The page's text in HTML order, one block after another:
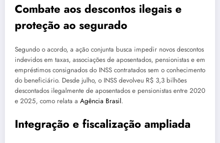
Combate aos descontos ilegais e
proteção ao segurado
Segundo o acordo, a ação conjunta busca impedir novos descontos
indevidos em taxas, associações de aposentados, pensionistas e em
empréstimos consignados do INSS contratados sem o conhecimento
do beneficiário. Desde julho, o INSS devolveu R$ 3,3 bilhões
descontados ilegalmente de aposentados e pensionistas entre 2020
e 2025, como relata a Agência Brasil.
Integração e fiscalização ampliada